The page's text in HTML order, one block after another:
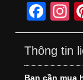
F
a
c
e
a
Thông tin
Bạn cần mua